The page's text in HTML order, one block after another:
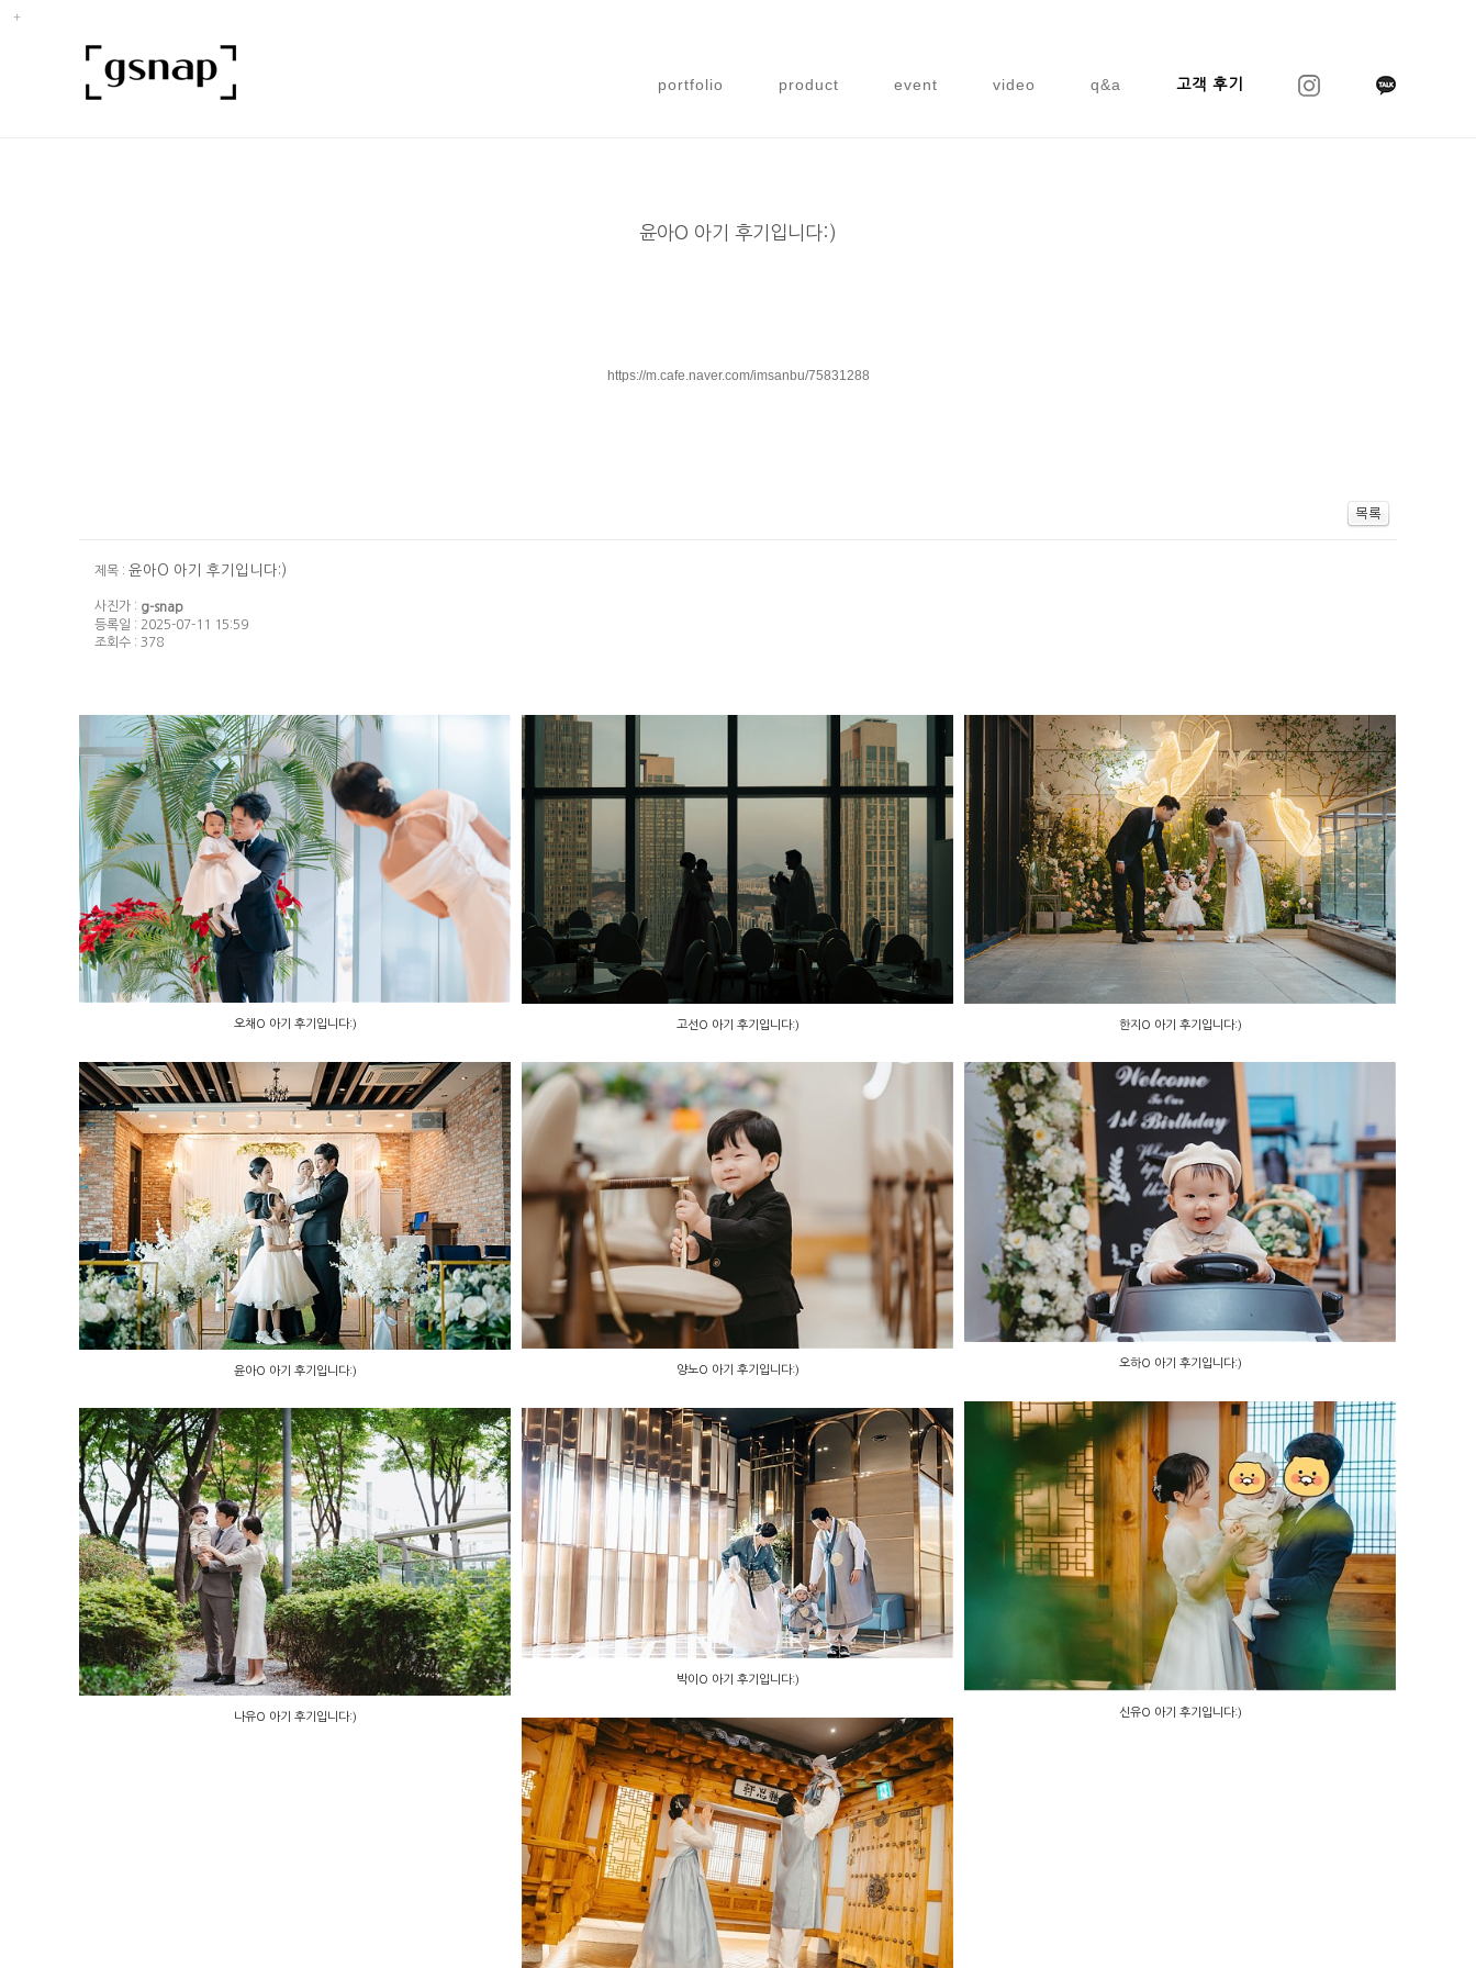
portfolio product event video q&a 고객 후기
윤아O 아기 후기입니다:)
https://m.cafe.naver.com/imsanbu/75831288
제목 : 윤아O 아기 후기입니다:)
사진가 : g-snap
등록일 : 2025-07-11 15:59
조회수 : 378
오채O 아기 후기입니다:) 고선O 아기 후기입니다:) 한지O 아기 후기입니다:)
윤아O 아기 후기입니다:) 양노O 아기 후기입니다:)
오하O 아기 후기입니다:)
신유O 아기 후기입니다:)
나유O 아기 후기입니다:)
박이O 아기 후기입니다:)